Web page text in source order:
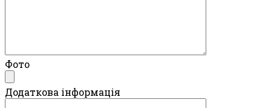
Фото
Додаткова інформація